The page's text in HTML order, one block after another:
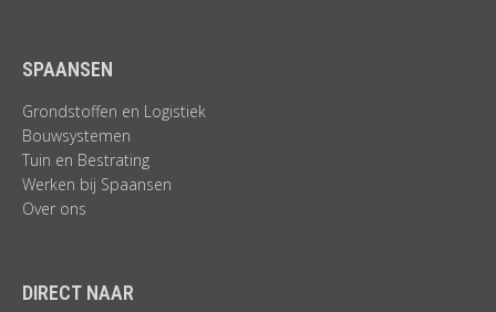
SPAANSEN
Grondstoffen en Logistiek
Bouwsystemen
Tuin en Bestrating
Werken bij Spaansen
Over ons
DIRECT NAAR